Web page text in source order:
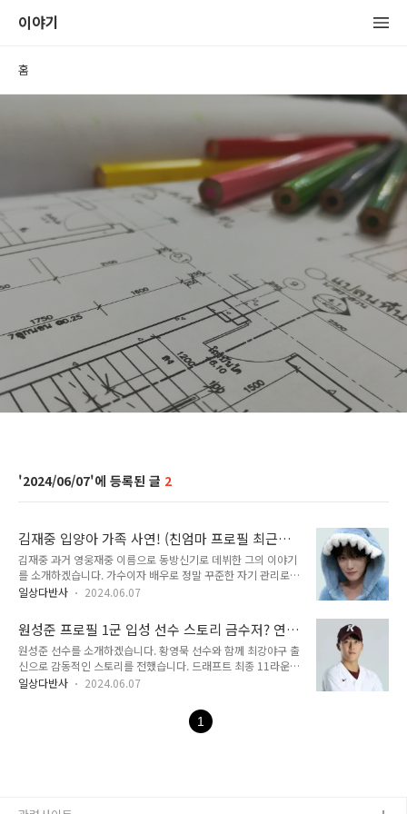
이야기
홈
2024/06/07 2
김재중 입양아 가족 사연! (친엄마 프로필 최근활
동 작품활동 필모그래피 노래 수상)
김재중 과거 영웅재중 이름으로 동방신기로 데뷔한 그의 이야기
를 소개하겠습니다. 가수이자 배우로 정말 꾸준한 자기 관리로
과거보다 지금이 더 리즈 시절 같습니다. 어려서부터 연예인 기
니다. 김재중 가족 이야기도 많이 알려져 있습니다. 9남매로 누
나만 8명이 있는 장남이자 막내 외아들입니다. 끼는 보였지만 집
에서 가수 하는 것을 반대했기에 연습생 시절 꽤나 힘들었다고
합니다. 신문 배달, 공사장 등 안해본 아르바이트가 없었다고 하
죠? 어느 정도였는지 교통비 100원이 모자라서 2시간 30분 거
하지만 방송에 출연하며 이야기 하는 모습을 보니 정말 따뜻한
일상다반사 2024.06.07
원성준 프로필 1군 입성 선수 스토리 금수저? 연
봉 방송 최강야구 동영상 일정
원성준 선수를 소개하겠습니다. 황영묵 선수와 함께 최강야구 출
신으로 감동적인 스토리를 전했습니다. 드래프트 최종 11라운드
에도 이름을 올리지 못했습니다. 그리고 "고생했다. 집에 가
도 기억납니다. 원성준에게 다시는 기회가 없을줄 알았는데 키움
에서 테스트를 거치며 육성 선수로 데려갑니다. 그 속에도 최강
일상다반사 2024.06.07
1